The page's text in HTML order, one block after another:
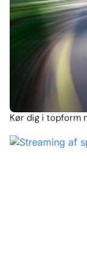
Kør dig i topform